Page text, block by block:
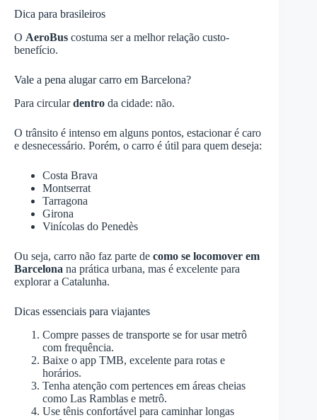
Dica para brasileiros
O AeroBus costuma ser a melhor relação custo-
benefício.
Vale a pena alugar carro em Barcelona?
Para circulardentro da cidade: não.
O trânsito é intenso em alguns pontos, estacionar é caro
e desnecessário. Porém, o carro é útil para quem deseja:
Costa Brava
Montserrat
Tarragona
Girona
Vinícolas do Penedès
Ou seja, carro não faz parte de como se locomover em
Barcelona na prática urbana, mas é excelente para
explorar a Catalunha.
Dicas essenciais para viajantes
Compre passes de transporte se for usar metrô
com frequência.
Baixe o app TMB, excelente para rotas e
horários.
Tenha atenção com pertences em áreas cheias
como Las Ramblas e metrô.
Use tênis confortável para caminhar longas